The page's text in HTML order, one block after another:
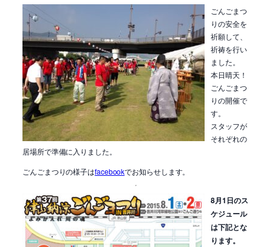
ごんごまつ
りの安全を
祈願して、
祈祷を行い
ました。
本日晴天！
ごんごまつ
りの開催で
す。
スタッフが
それぞれの
居場所で準備に入りました。
ごんごまつりの様子はfacebookでお知らせします。
8月1日のス
ケジュール
は下記とな
ります。